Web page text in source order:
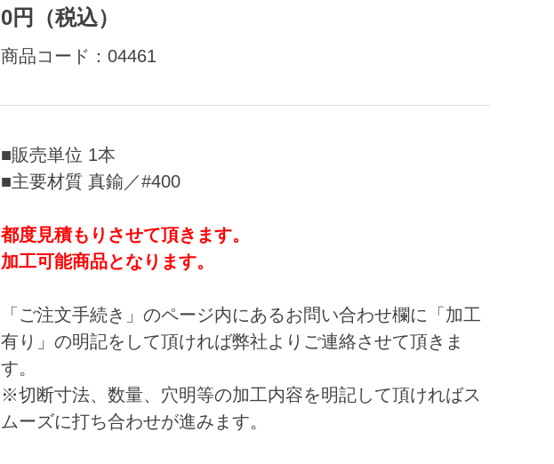
0円（税込）
商品コード：04461
■販売単位 1本
■主要材質 真鍮／#400
都度見積もりさせて頂きます。
加工可能商品となります。
「ご注文手続き」のページ内にあるお問い合わせ欄に「加工
有り」の明記をして頂ければ弊社よりご連絡させて頂きま
す。
※切断寸法、数量、穴明等の加工内容を明記して頂ければス
ムーズに打ち合わせが進みます。